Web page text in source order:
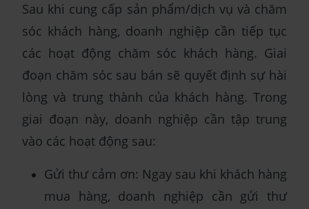
Sau khi cung cấp sản phẩm/dịch vụ và chăm
sóc khách hàng, doanh nghiệp cần tiếp tục
các hoạt động chăm sóc khách hàng. Giai
đoạn chăm sóc sau bán sẽ quyết định sự hài
lòng và trung thành của khách hàng. Trong
giai đoạn này, doanh nghiệp cần tập trung
vào các hoạt động sau:
Gửi thư cảm ơn: Ngay sau khi khách hàng
mua hàng, doanh nghiệp cần gửi thư